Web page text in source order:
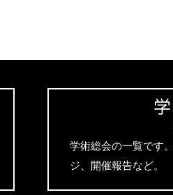
学術総会の一覧です
ジ、開催報告など。